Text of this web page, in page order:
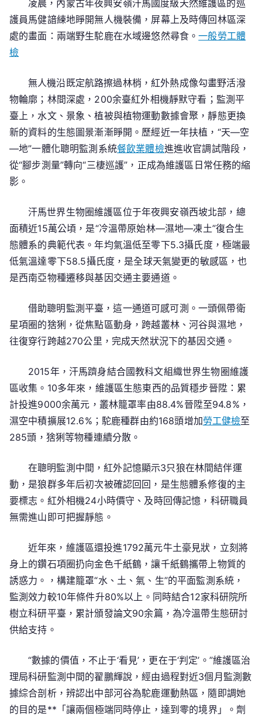
凌晨，內蒙古年夜興安嶺汗馬國度級天然維護區的巡
護員馬健諳練地睜開無人機裝備，屏幕上及時傳回林區深
處的畫面：兩端野生駝鹿在水域邊悠然尋食。一般勞工體
檢
無人機沿既定航路擦過林梢，紅外熱成像勾畫野活潑
物輪廓；林間深處，200余臺紅外相機靜默守看；監測平
臺上，水文、景象、植被與植物運動數據會聚，靜態更換
新的資料的生態圖景漸漸睜開。歷經近一年扶植，“天—空
—地”一體化聰明監測系統餐飲業體檢進進收官調試階段，
從“腳步測量”轉向“三棲巡護”，正成為維護區日常任務的縮
影。
汗馬世界生物圈維護區位于年夜興安嶺西坡北部，總
面積近15萬公頃，是“冷溫帶原始林—濕地—凍土”復合生
態體系的典範代表。年均氣溫低至零下5.3攝氏度，極端最
低氣溫達零下58.5攝氏度，是全球天氣變更的敏感區，也
是西南亞物種遷移與基因交通主要通道。
借助聰明監測平臺，這一通道可感可測。一頭佩帶衛
星項圈的猞猁，從焦點區動身，跨越叢林、河谷與濕地，
往復穿行跨越270公里，完成天然狀況下的基因交通。
2015年，汗馬躋身結合國教科文組織世界生物圈維護
區收集。10多年來，維護區生態東西的品質穩步晉陞：累
計投進9000余萬元，叢林籠罩率由88.4%晉陞至94.8%，
濕空中積擴展12.6%；駝鹿種群由約168頭增加勞工健檢至
285頭，猞猁等物種連續分散。
在聰明監測中間，紅外記憶顯示3只狼在林間結伴運
動，是狼群多年后初次被確認回回，是生態體系修復的主
要標志。紅外相機24小時價守、及時回傳記憶，科研職員
無需進山即可把握靜態。
近年來，維護區還投進1792萬元牛土豪見狀，立刻將
身上的鑽石項圈扔向金色千紙鶴，讓千紙鶴攜帶上物質的
誘惑力。，構建籠罩“水、土、氣、生”的平面監測系統，
監測效力較10年條件升80%以上。同時結合12家科研院所
樹立科研平臺，累計頒發論文90余篇，為冷溫帶生態研討
供給支持。
“數據的價值，不止于‘看見’，更在于‘判定’。”維護區治
理局科研監測中間的翟鵬輝說，經由過程對近3個月監測數
據綜合剖析，辨認出中部河谷為駝鹿運動熱區，隨即調她
的目的是**「讓兩個極端同時停止，達到零的境界」。劑